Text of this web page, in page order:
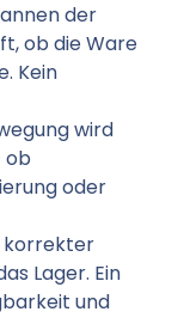
der
ob die Ware
Kein
wird
ob
oder
korrekter
Lager. Ein
und